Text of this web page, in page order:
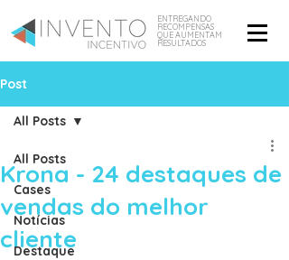
ENTREGANDO
RECOMPENSAS
QUE AUMENTAM
RESULTADOS
Post
All Posts
Cases
Notícias
Destaque
All Posts
Krona - 24 destaques de
vendas do melhor
cliente